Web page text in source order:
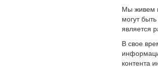
Мы живем
могут
является
В свое
контента